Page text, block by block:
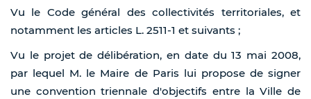
Vu le Code général des collectivités territoriales, et
notamment les articles L. 2511-1 et suivants ;
Vu le projet de délibération, en date du 13 mai 2008,
par lequel M. le Maire de Paris lui propose de signer
une convention triennale d'objectifs entre la Ville de